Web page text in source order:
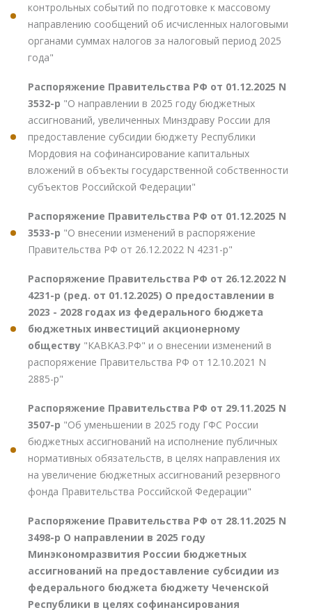
контрольных событий по подготовке к массовому
направлению сообщений об исчисленных налоговыми
органами суммах налогов за налоговый период 2025
года"
Распоряжение Правительства РФ от 01.12.2025 N
3532-р "О направлении в 2025 году бюджетных
ассигнований, увеличенных Минздраву России для
предоставление субсидии бюджету Республики
Мордовия на софинансирование капитальных
вложений в объекты государственной собственности
субъектов Российской Федерации"
Распоряжение Правительства РФ от 01.12.2025 N
3533-р "О внесении изменений в распоряжение
Правительства РФ от 26.12.2022 N 4231-р"
Распоряжение Правительства РФ от 26.12.2022 N
4231-р (ред. от 01.12.2025) О предоставлении в
2023 - 2028 годах из федерального бюджета
бюджетных инвестиций акционерному
обществу "КАВКАЗ.РФ" и о внесении изменений в
распоряжение Правительства РФ от 12.10.2021 N
2885-р"
Распоряжение Правительства РФ от 29.11.2025 N
3507-р "Об уменьшении в 2025 году ГФС России
бюджетных ассигнований на исполнение публичных
нормативных обязательств, в целях направления их
на увеличение бюджетных ассигнований резервного
фонда Правительства Российской Федерации"
Распоряжение Правительства РФ от 28.11.2025 N
3498-р О направлении в 2025 году
Минэкономразвития России бюджетных
ассигнований на предоставление субсидии из
федерального бюджета бюджету Чеченской
Республики в целях софинансирования